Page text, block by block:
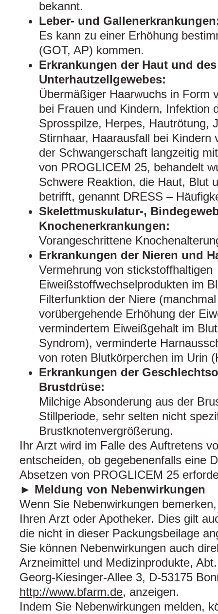
bekannt.
Leber- und
Es kann zu einer Erhöhung
(GOT, AP) kommen.
Erkrankungen der Haut und des
Unterhautzellgewebes:
Übermäßiger Haarwuchs in Form
bei Frauen und Kindern, Infektion
Sprosspilze, Herpes, Hautrötung,
Stirnhaar, Haarausfall bei Kindern
der Schwangerschaft langzeitig
von PROGLICEM 25, behandelt
Schwere Reaktion, die Haut, Blut
betrifft, genannt DRESS –
Skelettmuskulatur-,
Knochenerkrankungen:
Vorangeschrittene
Erkrankungen der Nieren und
Vermehrung von stickstoffhaltigen
Eiweißstoffwechselprodukten im
Filterfunktion der Niere
vorübergehende Erhöhung der
vermindertem Eiweißgehalt im
Syndrom), verminderte
von roten Blutkörperchen im Urin
Erkrankungen der
Brustdrüse:
Milchige Absonderung aus der
Stillperiode, sehr selten nicht
Brustknotenvergrößerung.
Ihr Arzt wird im Falle des Auftretens
entscheiden, ob gegebenenfalls eine
Absetzen von PROGLICEM 25
► Meldung von Nebenwirkungen
Wenn Sie Nebenwirkungen
Ihren Arzt oder Apotheker. Dies gilt
die nicht in dieser Packungsbeilage
Sie können Nebenwirkungen auch
Arzneimittel und Medizinprodukte,
Georg-Kiesinger-Allee 3, D-53175
http://www.bfarm.de, anzeigen.
Indem Sie Nebenwirkungen melden,